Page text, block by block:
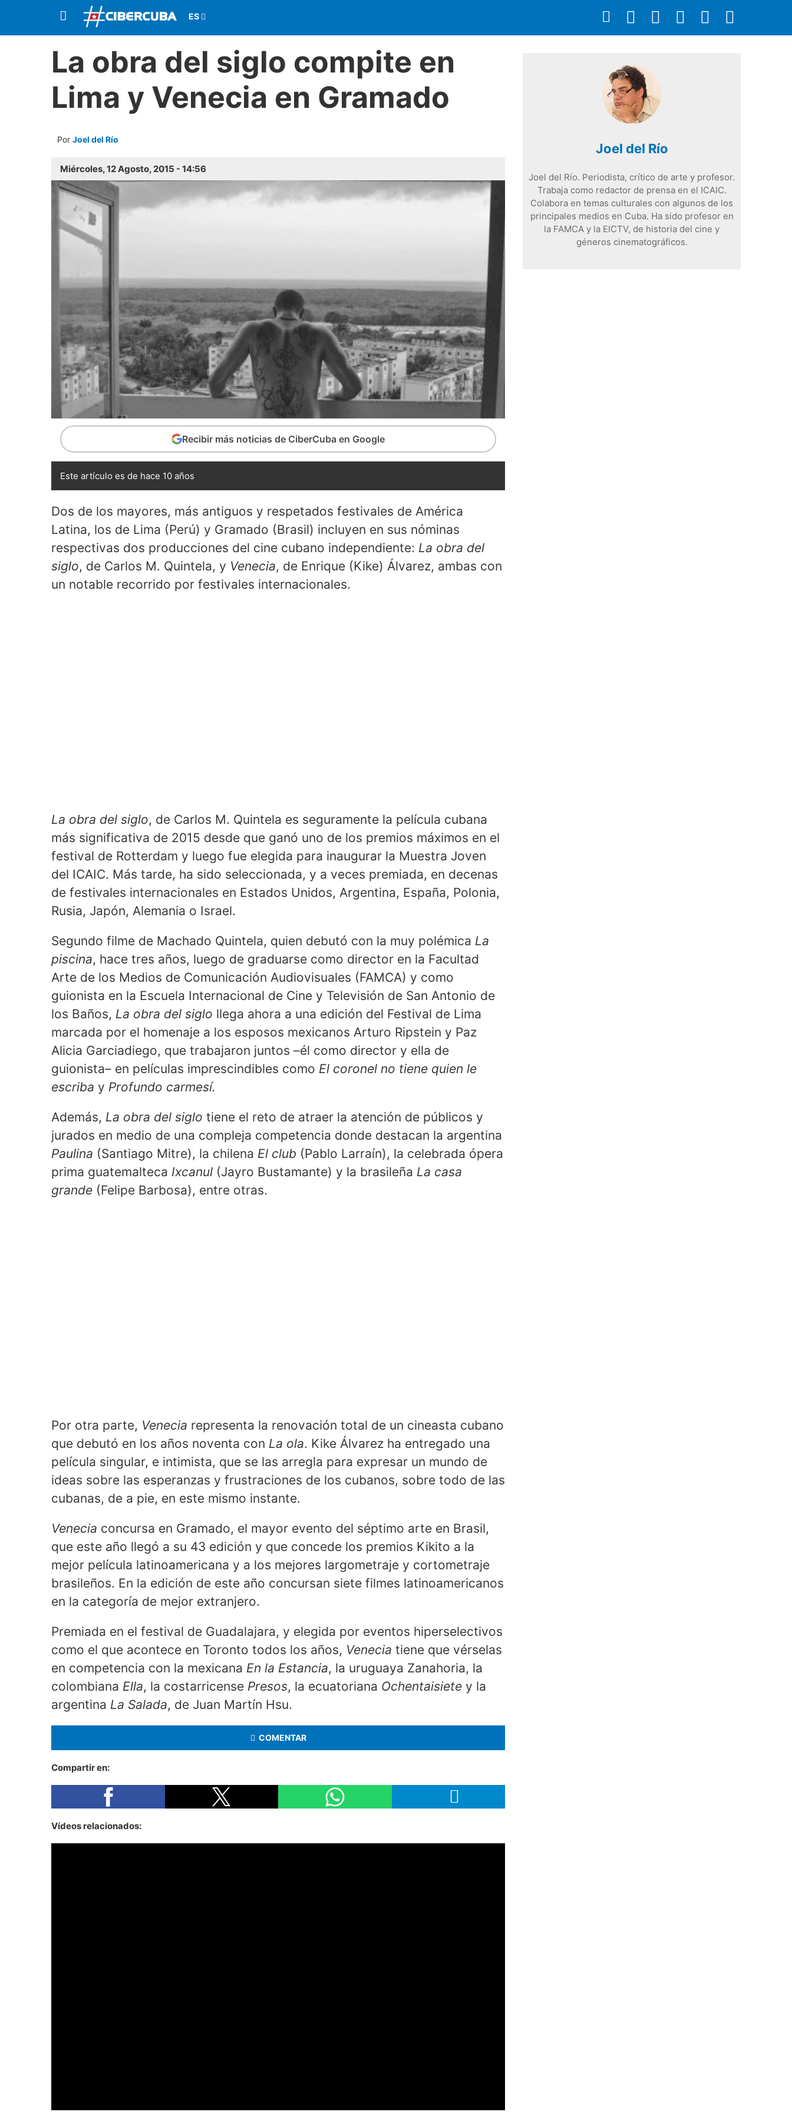
La obra del siglo compite en
Lima y Venecia en Gramado
Por Joel del Río
Miércoles, 12 Agosto, 2015 - 14:56
Recibir más noticias de CiberCuba en Google
Este artículo es de hace 10 años
Dos de los mayores, más antiguos y respetados festivales de América
Latina, los de Lima (Perú) y Gramado (Brasil) incluyen en sus nóminas
respectivas dos producciones del cine cubano independiente: La obra del
siglo, de Carlos M. Quintela, y Venecia, de Enrique (Kike) Álvarez, ambas con
un notable recorrido por festivales internacionales.
La obra del siglo, de Carlos M. Quintela es seguramente la película cubana
más significativa de 2015 desde que ganó uno de los premios máximos en el
festival de Rotterdam y luego fue elegida para inaugurar la Muestra Joven
del ICAIC. Más tarde, ha sido seleccionada, y a veces premiada, en decenas
de festivales internacionales en Estados Unidos, Argentina, España, Polonia,
Rusia, Japón, Alemania o Israel.
Segundo filme de Machado Quintela, quien debutó con la muy polémica La
piscina, hace tres años, luego de graduarse como director en la Facultad
Arte de los Medios de Comunicación Audiovisuales (FAMCA) y como
guionista en la Escuela Internacional de Cine y Televisión de San Antonio de
los Baños, La obra del siglo llega ahora a una edición del Festival de Lima
marcada por el homenaje a los esposos mexicanos Arturo Ripstein y Paz
Alicia Garciadiego, que trabajaron juntos –él como director y ella de
guionista– en películas imprescindibles como El coronel no tiene quien le
escriba y Profundo carmesí.
Además, La obra del siglo tiene el reto de atraer la atención de públicos y
jurados en medio de una compleja competencia donde destacan la argentina
Paulina (Santiago Mitre), la chilena El club (Pablo Larraín), la celebrada ópera
prima guatemalteca Ixcanul (Jayro Bustamante) y la brasileña La casa
grande (Felipe Barbosa), entre otras.
Por otra parte, Venecia representa la renovación total de un cineasta cubano
que debutó en los años noventa con La ola. Kike Álvarez ha entregado una
película singular, e intimista, que se las arregla para expresar un mundo de
ideas sobre las esperanzas y frustraciones de los cubanos, sobre todo de las
cubanas, de a pie, en este mismo instante.
Venecia concursa en Gramado, el mayor evento del séptimo arte en Brasil,
que este año llegó a su 43 edición y que concede los premios Kikito a la
mejor película latinoamericana y a los mejores largometraje y cortometraje
brasileños. En la edición de este año concursan siete filmes latinoamericanos
en la categoría de mejor extranjero.
Premiada en el festival de Guadalajara, y elegida por eventos hiperselectivos
como el que acontece en Toronto todos los años, Venecia tiene que vérselas
en competencia con la mexicana En la Estancia, la uruguaya Zanahoria, la
colombiana Ella, la costarricense Presos, la ecuatoriana Ochentaisiete y la
argentina La Salada, de Juan Martín Hsu.
COMENTAR
Compartir en:
Vídeos relacionados:
Joel del Río
Joel del Río. Periodista, crítico de arte y profesor.
Trabaja como redactor de prensa en el ICAIC.
Colabora en temas culturales con algunos de los
principales medios en Cuba. Ha sido profesor en
la FAMCA y la EICTV, de historia del cine y
géneros cinematográficos.